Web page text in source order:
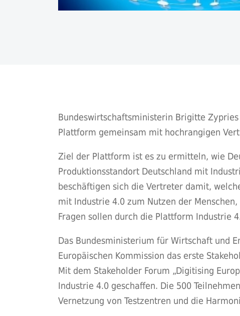
Bundeswirtschaftsministerin Brigitte
Plattform gemeinsam mit hochrangigen
Ziel der Plattform ist es zu ermitteln, wie
Produktionsstandort Deutschland mit
beschäftigen sich die Vertreter damit,
mit Industrie 4.0 zum Nutzen der
Fragen sollen durch die Plattform Industrie
Das Bundesministerium für Wirtschaft und
Europäischen Kommission das erste
Mit dem Stakeholder Forum „Digitising
Industrie 4.0 geschaffen. Die 500
Vernetzung von Testzentren und die